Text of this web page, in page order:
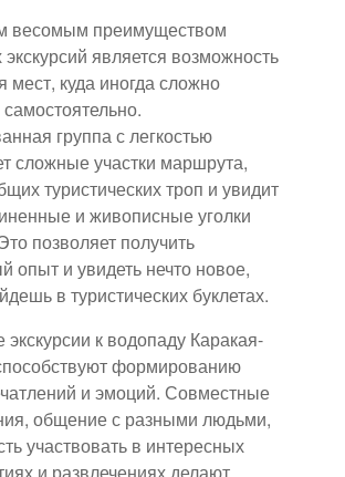
весомым преимуществом
является возможность
мест, куда иногда сложно
группа с легкостью
сложные участки маршрута,
туристических троп и увидит
и живописные уголки
позволяет получить
опыт и увидеть нечто новое,
в туристических буклетах.
к водопаду Каракая-
формированию
и эмоций. Совместные
общение с разными людьми,
участвовать в интересных